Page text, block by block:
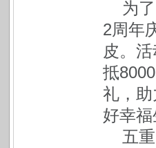
为
2周年
皮。
抵
礼，
好幸福
五